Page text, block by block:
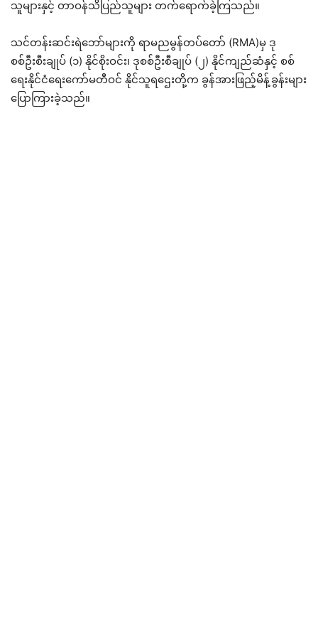
သူများနှင့် တာဝန်သိပြည်သူများ တက်ရောက်ခဲ့ကြသည်။
သင်တန်းဆင်းရဲဘော်များကို ရာမညမွန်တပ်တော် (RMA)မှ ဒု
စစ်ဦးစီးချုပ် (၁) နိုင်စိုးဝင်း၊ ဒုစစ်ဦးစီချုပ် (၂) နိုင်ကျည်ဆံနှင့် စစ်
ရေးနိုင်ငံရေးကော်မတီဝင် နိုင်သူရဌေးတို့က ခွန်အားဖြည့်မိန့်ခွန်းများ
ပြောကြားခဲ့သည်။